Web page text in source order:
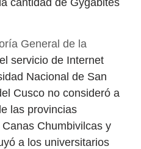
General de la
servicio de Internet
Nacional de San
Cusco no consideró a
las provincias
Chumbivilcas y
a los universitarios